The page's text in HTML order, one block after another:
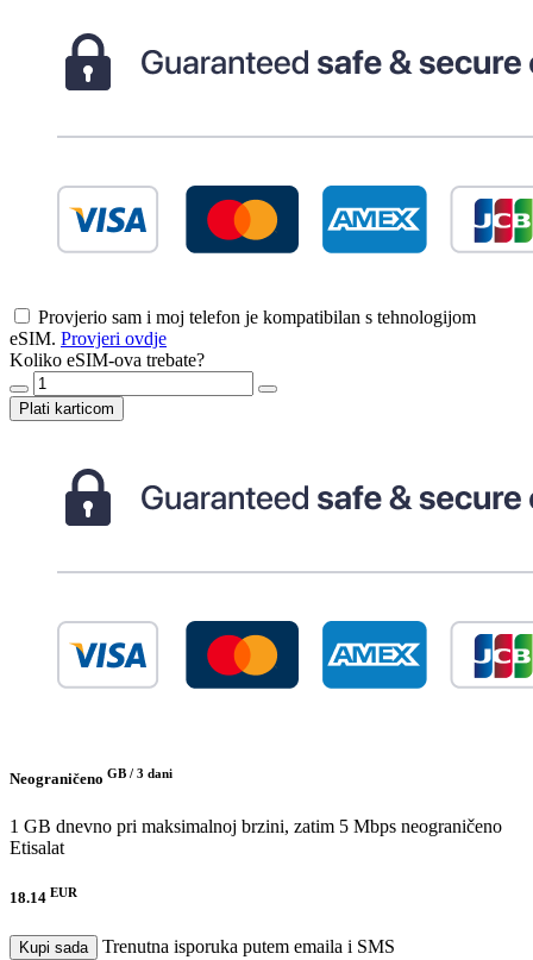
Provjerio sam i moj telefon je kompatibilan s tehnologijom
eSIM. Provjeri ovdje
Koliko eSIM-ova trebate?
Plati karticom
Neograničeno GB / 3 dani
1 GB dnevno pri maksimalnoj brzini, zatim 5 Mbps neograničeno
Etisalat
18.14 EUR
Kupi sada
Trenutna isporuka putem emaila i SMS